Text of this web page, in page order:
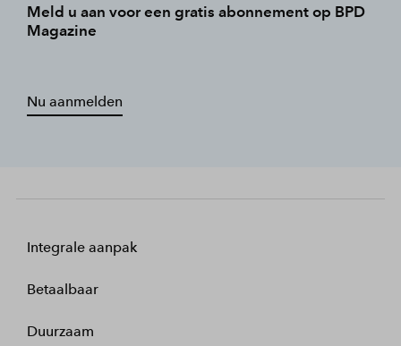
Meld u aan voor een gratis abonnement op BPD
Magazine
Nu aanmelden
Integrale aanpak
Betaalbaar
Duurzaam